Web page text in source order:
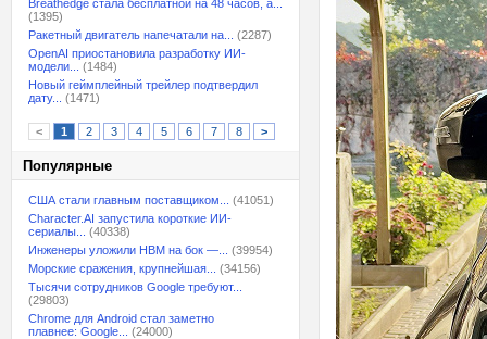
Breathedge стала бесплатной на 48 часов, а...
(1395)
Ракетный двигатель напечатали на...
(2287)
OpenAI приостановила разработку ИИ-
модели...
(1484)
Новый геймплейный трейлер подтвердил
дату...
(1471)
< 1 2 3 4 5 6 7 8 >
Популярные
США стали главным поставщиком...
(41051)
Character.AI запустила короткие ИИ-
сериалы...
(40338)
Инженеры уложили HBM на бок —...
(39954)
Морские сражения, крупнейшая...
(34156)
Тысячи сотрудников Google требуют...
(29803)
Chrome для Android стал заметно
плавнее: Google...
(24000)